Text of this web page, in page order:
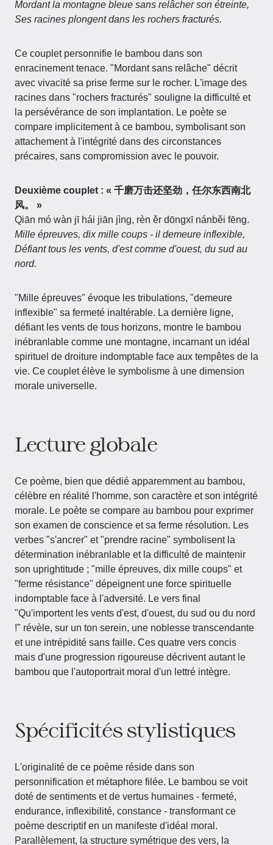
Mordant la montagne bleue sans relâcher son étreinte,
Ses racines plongent dans les rochers fracturés.
Ce couplet personnifie le bambou dans son
enracinement tenace. "Mordant sans relâche" décrit
avec vivacité sa prise ferme sur le rocher. L'image des
racines dans "rochers fracturés" souligne la difficulté et
la persévérance de son implantation. Le poète se
compare implicitement à ce bambou, symbolisant son
attachement à l'intégrité dans des circonstances
précaires, sans compromission avec le pouvoir.
Deuxième couplet : « 千磨万击还坚劲，任尔东西南北
风。 »
Qiān mó wàn jī hái jiān jìng, rèn ěr dōngxī nánběi fēng.
Mille épreuves, dix mille coups - il demeure inflexible,
Défiant tous les vents, d'est comme d'ouest, du sud au
nord.
"Mille épreuves" évoque les tribulations, "demeure
inflexible" sa fermeté inaltérable. La dernière ligne,
défiant les vents de tous horizons, montre le bambou
inébranlable comme une montagne, incarnant un idéal
spirituel de droiture indomptable face aux tempêtes de la
vie. Ce couplet élève le symbolisme à une dimension
morale universelle.
Lecture globale
Ce poème, bien que dédié apparemment au bambou,
célèbre en réalité l'homme, son caractère et son intégrité
morale. Le poète se compare au bambou pour exprimer
son examen de conscience et sa ferme résolution. Les
verbes "s'ancrer" et "prendre racine" symbolisent la
détermination inébranlable et la difficulté de maintenir
son uprightitude ; "mille épreuves, dix mille coups" et
"ferme résistance" dépeignent une force spirituelle
indomptable face à l'adversité. Le vers final
"Qu'importent les vents d'est, d'ouest, du sud ou du nord
!" révèle, sur un ton serein, une noblesse transcendante
et une intrépidité sans faille. Ces quatre vers concis
mais d'une progression rigoureuse décrivent autant le
bambou que l'autoportrait moral d'un lettré intègre.
Spécificités stylistiques
L'originalité de ce poème réside dans son
personnification et métaphore filée. Le bambou se voit
doté de sentiments et de vertus humaines - fermeté,
endurance, inflexibilité, constance - transformant ce
poème descriptif en un manifeste d'idéal moral.
Parallèlement, la structure symétrique des vers, la